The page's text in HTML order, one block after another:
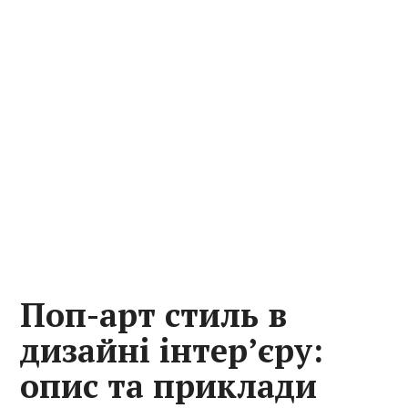
Поп-арт стиль в
дизайні інтер’єру:
опис та приклади